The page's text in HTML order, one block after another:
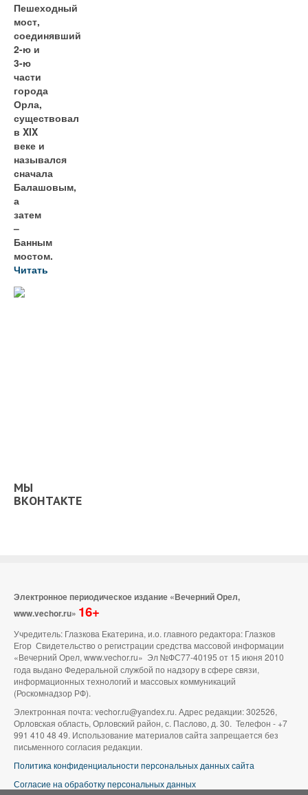
Пешеходный
мост,
соединявший
2-ю и
3-ю
части
города
Орла,
существовал
в XIX
веке и
назывался
сначала
Балашовым,
а
затем
–
Банным
мостом.
Читать
МЫ
ВКОНТАКТЕ
Электронное периодическое издание «Вечерний Орел,
www.vechor.ru» 16+
Учредитель: Глазкова Екатерина, и.о. главного редактора: Глазков
Егор Свидетельство о регистрации средства массовой информации
«Вечерний Орел, www.vechor.ru» Эл №ФС77-40195 от 15 июня 2010
года выдано Федеральной службой по надзору в сфере связи,
информационных технологий и массовых коммуникаций
(Роскомнадзор РФ).
Электронная почта: vechor.ru@yandex.ru. Адрес редакции: 302526,
Орловская область, Орловский район, с. Паслово, д. 30. Телефон - +7
991 410 48 49. Использование материалов сайта запрещается без
письменного согласия редакции.
Политика конфиденциальности персональных данных сайта
Согласие на обработку персональных данных